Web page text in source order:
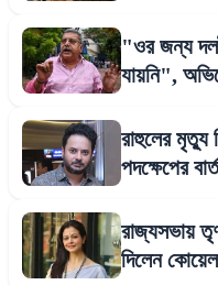
"ওর জন্য
যায়নি",
রাহুলের মৃত্যু
পদক্ষেপের
রাজ্যসভায়
দিলেন